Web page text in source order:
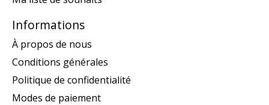
Informations
À propos de nous
Conditions générales
Politique de confidentialité
Modes de paiement